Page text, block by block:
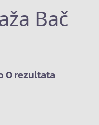
Bač
0 rezultata